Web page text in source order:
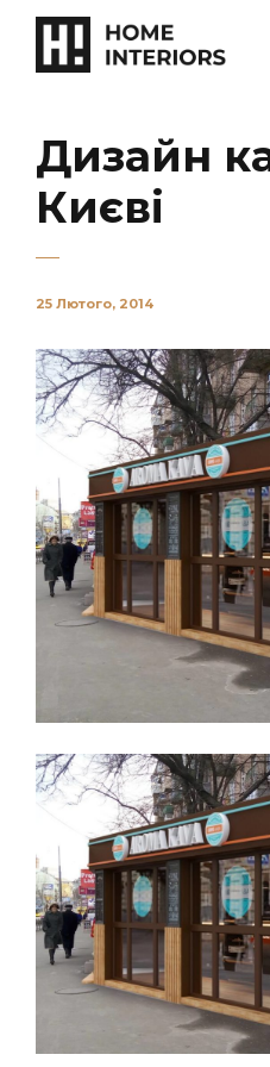
Дизайн
Києві
25 Лютого, 2014